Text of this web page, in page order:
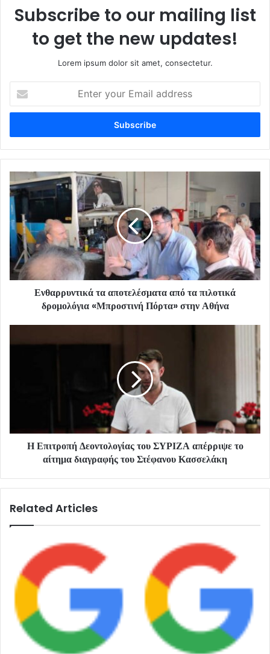
Subscribe to our mailing list
to get the new updates!
Lorem ipsum dolor sit amet, consectetur.
your
Email
Ενθαρρυντικά τα αποτελέσματα από τα πιλοτικά
δρομολόγια «Μπροστινή Πόρτα» στην Αθήνα
Η Επιτροπή Δεοντολογίας του ΣΥΡΙΖΑ απέρριψε το
αίτημα διαγραφής του Στέφανου Κασσελάκη
Related Articles